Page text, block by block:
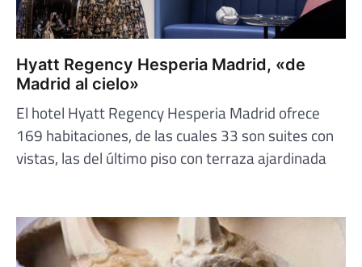
Hyatt Regency Hesperia Madrid, «de
Madrid al cielo»
El hotel Hyatt Regency Hesperia Madrid ofrece
169 habitaciones, de las cuales 33 son suites con
vistas, las del último piso con terraza ajardinada